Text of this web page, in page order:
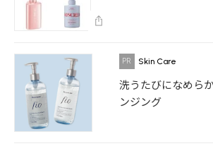
Skin Care
洗うたびになめら
ンジング